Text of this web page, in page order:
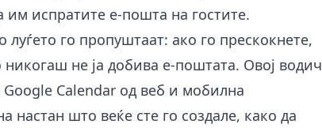
им испратите е-пошта на гостите.
го пропуштаат: ако го прескокнете,
не ја добива е-поштата. Овој водич
Calendar од веб и мобилна
настан што веќе сте го создале, како да